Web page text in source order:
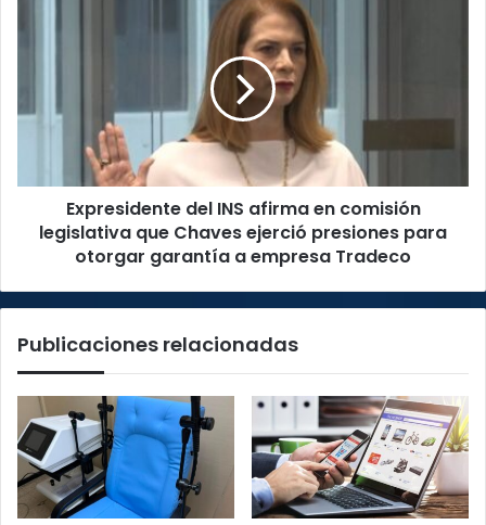
comisión
Chaves
presiones
garantía
empresa
Expresidente del INS afirma en comisión
legislativa que Chaves ejerció presiones para
otorgar garantía a empresa Tradeco
Publicaciones relacionadas